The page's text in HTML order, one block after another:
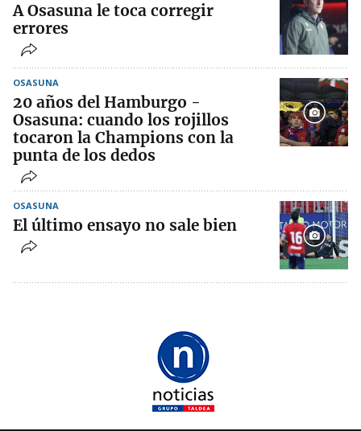
A Osasuna le toca corregir
errores
OSASUNA
20 años del Hamburgo -
Osasuna: cuando los rojillos
tocaron la Champions con la
punta de los dedos
OSASUNA
El último ensayo no sale bien